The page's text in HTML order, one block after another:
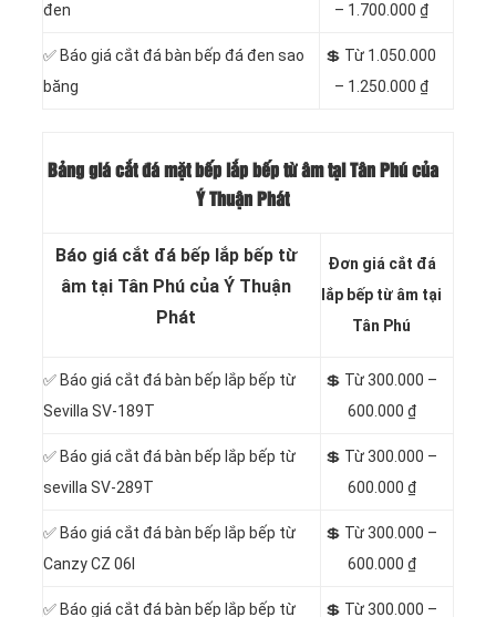
đen
– 1.700.000 ₫
✅ Báo giá cắt đá bàn bếp đá đen sao
băng
💲 Từ 1.050.000
– 1.250.000 ₫
Bảng giá cắt đá mặt bếp lắp bếp từ âm tại Tân Phú của
Ý Thuận Phát
Báo giá cắt đá bếp lắp bếp từ
âm tại Tân Phú của Ý Thuận
Phát
Đơn giá cắt đá
lắp bếp từ âm tại
Tân Phú
✅ Báo giá cắt đá bàn bếp lắp bếp từ
Sevilla SV-189T
💲 Từ 300.000 –
600.000 ₫
✅ Báo giá cắt đá bàn bếp lắp bếp từ
sevilla SV-289T
💲 Từ 300.000 –
600.000 ₫
✅ Báo giá cắt đá bàn bếp lắp bếp từ
Canzy CZ 06I
💲 Từ 300.000 –
600.000 ₫
✅ Báo giá cắt đá bàn bếp lắp bếp từ 💲 Từ 300.000 –